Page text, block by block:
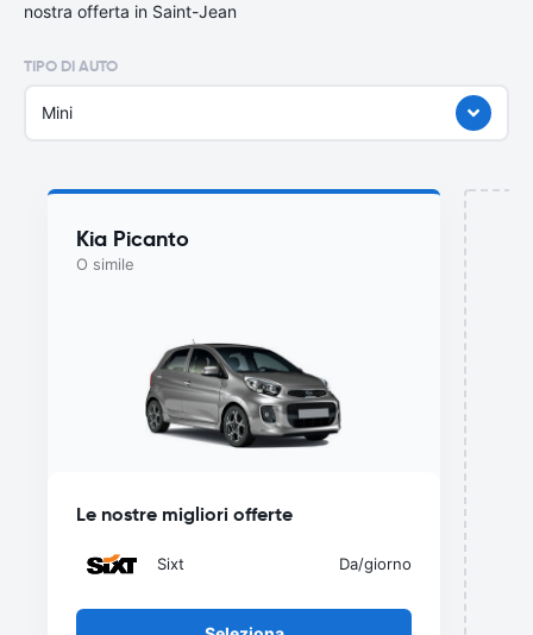
nostra offerta in Saint-Jean
TIPO DI AUTO
Mini
Kia Picanto
O simile
Le nostre migliori offerte
Sixt Da/giorno